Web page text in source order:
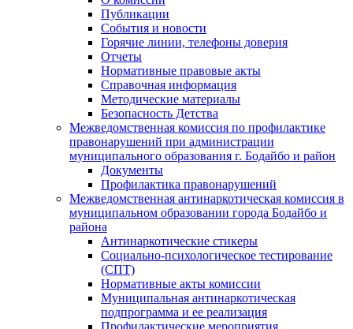
Публикации
События и новости
Горячие линии, телефоны доверия
Отчеты
Нормативные правовые акты
Справочная информация
Методические материалы
Безопасность Детства
Межведомственная комиссия по профилактике
правонарушений при администрации
муниципального образования г. Бодайбо и район
Документы
Профилактика правонарушений
Межведомственная антинаркотическая комиссия в
муниципальном образовании города Бодайбо и
района
Антинаркотические стикеры
Социально-психологическое тестирование
(СПТ)
Нормативные акты комиссии
Муниципальная антинаркотическая
подпрограмма и ее реализация
Профилактические мероприятия